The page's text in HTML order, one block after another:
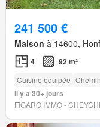
241 500 €
Maison à 14600,
4 92 m²
Cuisine équipée
Il y a 30+ jours
FIGARO IMMO -